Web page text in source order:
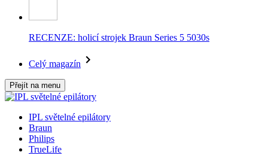
RECENZE: holicí strojek Braun Series 5 5030s
Celý magazín
Přejít na menu
IPL světelné epilátory
Braun
Philips
TrueLife